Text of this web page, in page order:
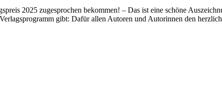
2025 zugesprochen bekommen! – Das ist eine schöne
gibt: Dafür allen Autoren und Autorinnen den